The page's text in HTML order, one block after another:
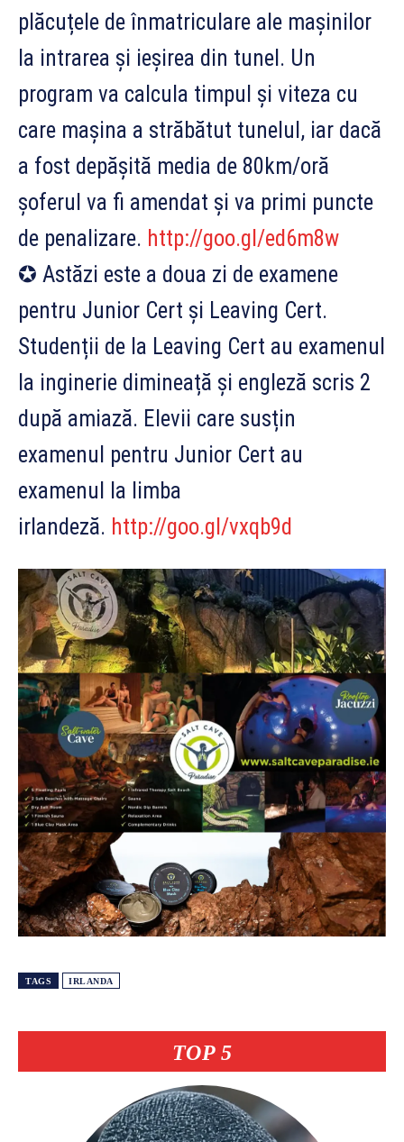
TOP 5
plăcuțele de înmatriculare ale mașinilor
la intrarea și ieșirea din tunel. Un
program va calcula timpul și viteza cu
care mașina a străbătut tunelul, iar dacă
a fost depășită media de 80km/oră
șoferul va fi amendat și va primi puncte
de penalizare. http://goo.gl/ed6m8w
✪ Astăzi este a doua zi de examene
pentru Junior Cert și Leaving Cert.
Studenții de la Leaving Cert au examenul
la inginerie dimineață și engleză scris 2
după amiază. Elevii care susțin
examenul pentru Junior Cert au
examenul la limba
irlandeză. http://goo.gl/vxqb9d
TAGS IRLANDA